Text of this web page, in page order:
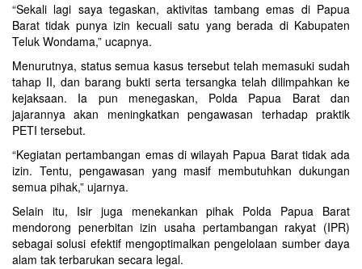
“Sekali lagi saya tegaskan, aktivitas tambang emas di Papua
Barat tidak punya izin kecuali satu yang berada di Kabupaten
Teluk Wondama,” ucapnya.
Menurutnya, status semua kasus tersebut telah memasuki sudah
tahap II, dan barang bukti serta tersangka telah dilimpahkan ke
kejaksaan. Ia pun menegaskan, Polda Papua Barat dan
jajarannya akan meningkatkan pengawasan terhadap praktik
PETI tersebut.
“Kegiatan pertambangan emas di wilayah Papua Barat tidak ada
izin. Tentu, pengawasan yang masif membutuhkan dukungan
semua pihak,” ujarnya.
Selain itu, Isir juga menekankan pihak Polda Papua Barat
mendorong penerbitan izin usaha pertambangan rakyat (IPR)
sebagai solusi efektif mengoptimalkan pengelolaan sumber daya
alam tak terbarukan secara legal.